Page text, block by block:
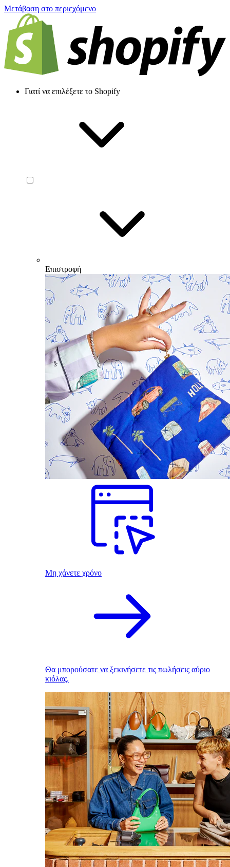
Μετάβαση στο περιεχόμενο
Γιατί να επιλέξετε το Shopify
Επιστροφή
Μη χάνετε χρόνο
Θα μπορούσατε να ξεκινήσετε τις πωλήσεις αύριο
κιόλας.